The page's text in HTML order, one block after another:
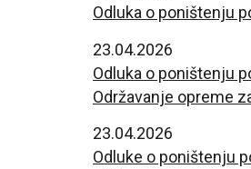
Odluka o poništenju
23.04.2026
Odluka o poništenju
Održavanje opreme
23.04.2026
Odluke o poništenju